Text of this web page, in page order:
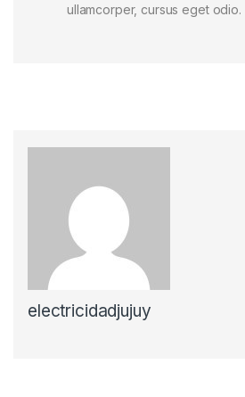
ullamcorper, cursus eget odio.
electricidadjujuy